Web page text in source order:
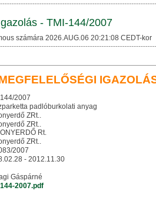
- TMI-144/2007
számára 2026.AUG.06 20:21:08 CEDT-kor
2007
padlóburkolati anyag
ZRt..
ZRt..
Rt.
ZRt..
2007
- 2012.11.30
Gáspárné
2007.pdf